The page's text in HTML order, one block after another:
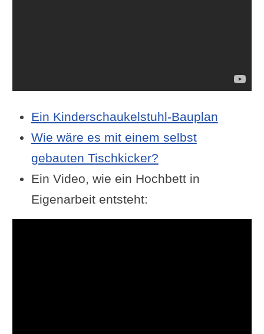
Ein Kinderschaukelstuhl-Bauplan
Wie wäre es mit einem selbst
gebauten Tischkicker?
Ein Video, wie ein Hochbett in
Eigenarbeit entsteht: